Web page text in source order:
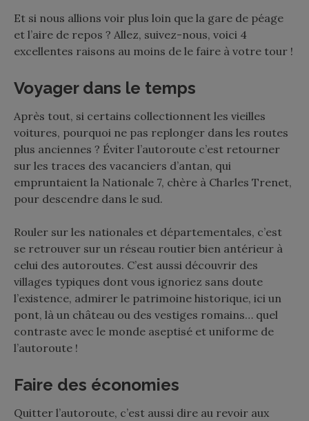
Et si nous allions voir plus loin que la gare de péage
et l’aire de repos ? Allez, suivez-nous, voici 4
excellentes raisons au moins de le faire à votre tour !
Voyager dans le temps
Après tout, si certains collectionnent les vieilles
voitures, pourquoi ne pas replonger dans les routes
plus anciennes ? Éviter l’autoroute c’est retourner
sur les traces des vacanciers d’antan, qui
empruntaient la Nationale 7, chère à Charles Trenet,
pour descendre dans le sud.
Rouler sur les nationales et départementales, c’est
se retrouver sur un réseau routier bien antérieur à
celui des autoroutes. C’est aussi découvrir des
villages typiques dont vous ignoriez sans doute
l’existence, admirer le patrimoine historique, ici un
pont, là un château ou des vestiges romains… quel
contraste avec le monde aseptisé et uniforme de
l’autoroute !
Faire des économies
Quitter l’autoroute, c’est aussi dire au revoir aux